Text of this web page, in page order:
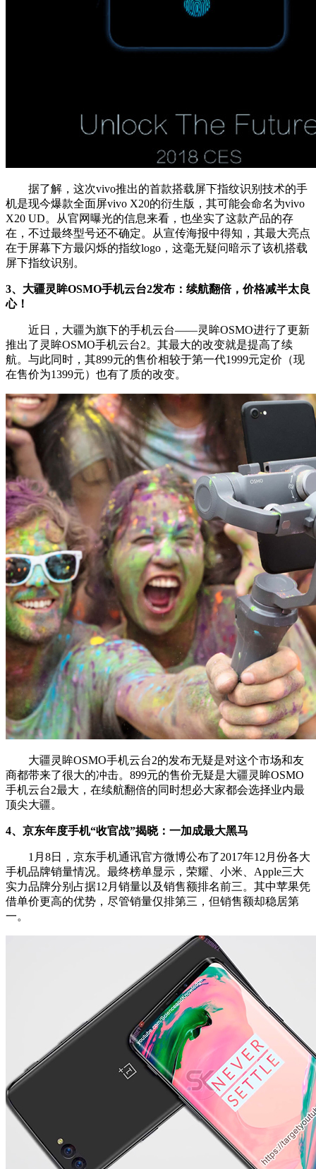
据了解，这次vivo推出的首款搭载屏下指纹识别技术的手
机是现今爆款全面屏vivo X20的衍生版，其可能会命名为vivo
X20 UD。从官网曝光的信息来看，也坐实了这款产品的存
在，不过最终型号还不确定。从宣传海报中得知，其最大亮点
在于屏幕下方最闪烁的指纹logo，这毫无疑问暗示了该机搭载
屏下指纹识别。
3、大疆灵眸OSMO手机云台2发布：续航翻倍，价格减半太良
心！
近日，大疆为旗下的手机云台——灵眸OSMO进行了更新
推出了灵眸OSMO手机云台2。其最大的改变就是提高了续
航。与此同时，其899元的售价相较于第一代1999元定价（现
在售价为1399元）也有了质的改变。
大疆灵眸OSMO手机云台2的发布无疑是对这个市场和友
商都带来了很大的冲击。899元的售价无疑是大疆灵眸OSMO
手机云台2最大，在续航翻倍的同时想必大家都会选择业内最
顶尖大疆。
4、京东年度手机“收官战”揭晓：一加成最大黑马
1月8日，京东手机通讯官方微博公布了2017年12月份各大
手机品牌销量情况。最终榜单显示，荣耀、小米、Apple三大
实力品牌分别占据12月销量以及销售额排名前三。其中苹果凭
借单价更高的优势，尽管销量仅排第三，但销售额却稳居第
一。